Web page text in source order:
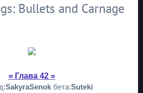
Bullets and Carnage
= Глава 42 =
SakyraSenokбета:Suteki